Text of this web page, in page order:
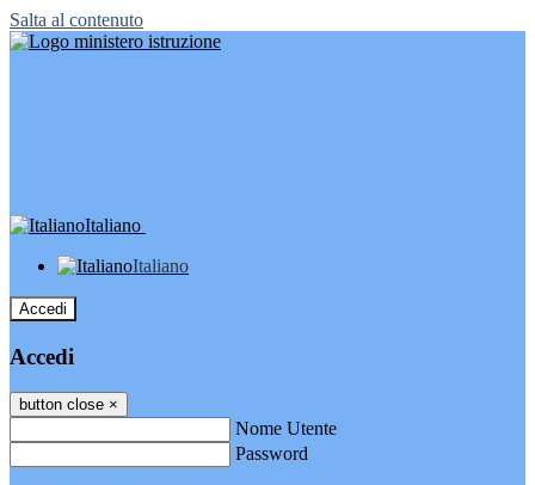
Salta al contenuto
Italiano
Italiano
Accedi
Accedi
button close ×
Nome Utente
Password